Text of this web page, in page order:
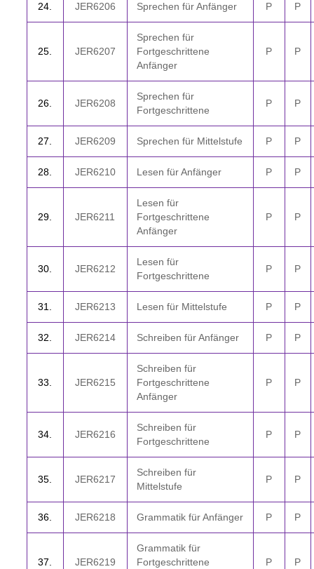
24. JER6206 Sprechen für Anfänger P P
25. JER6207
Sprechen für
Fortgeschrittene
Anfänger
P P
26. JER6208
Sprechen für
Fortgeschrittene
P P
27. JER6209 Sprechen für Mittelstufe P P
28. JER6210 Lesen für Anfänger P P
29. JER6211
Lesen für
Fortgeschrittene
Anfänger
P P
30. JER6212
Lesen für
Fortgeschrittene
P P
31. JER6213 Lesen für Mittelstufe P P
32. JER6214 Schreiben für Anfänger P P
33. JER6215
Schreiben für
Fortgeschrittene
Anfänger
P P
34. JER6216
Schreiben für
Fortgeschrittene
P P
35. JER6217
Schreiben für
Mittelstufe
P P
36. JER6218 Grammatik für Anfänger P P
37. JER6219
Grammatik für
Fortgeschrittene
P P